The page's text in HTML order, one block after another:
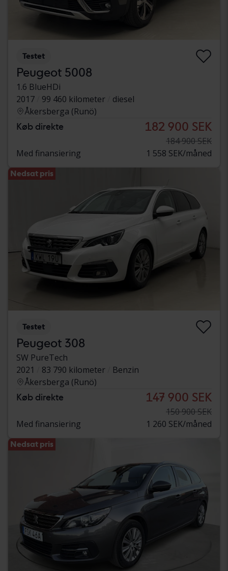
Testet
Peugeot 5008
1.6 BlueHDi
2017
99 460 kilometer
diesel
Åkersberga (Runö)
Køb direkte 182 900 SEK
184 900 SEK
Med finansiering
1 558 SEK/måned
Nedsat pris
Testet
Peugeot 308
SW PureTech
2021
83 790 kilometer
Benzin
Åkersberga (Runö)
Køb direkte 147 900 SEK
150 900 SEK
Med finansiering
1 260 SEK/måned
Nedsat pris